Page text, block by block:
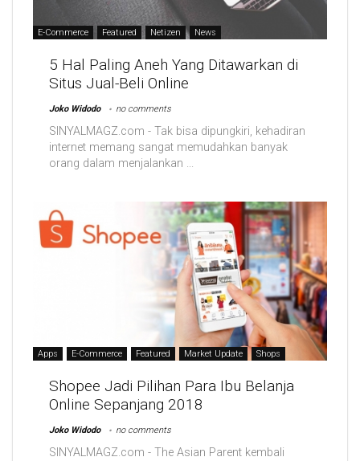
E-Commerce Featured Netizen News
5 Hal Paling Aneh Yang Ditawarkan di
Situs Jual-Beli Online
Joko Widodo no comments
SINYALMAGZ.com - Tak bisa dipungkiri, kehadiran
internet memang sangat memudahkan banyak
orang dalam menjalankan ...
Apps E-Commerce Featured Market Update Shops
Shopee Jadi Pilihan Para Ibu Belanja
Online Sepanjang 2018
Joko Widodo no comments
SINYALMAGZ.com - The Asian Parent kembali